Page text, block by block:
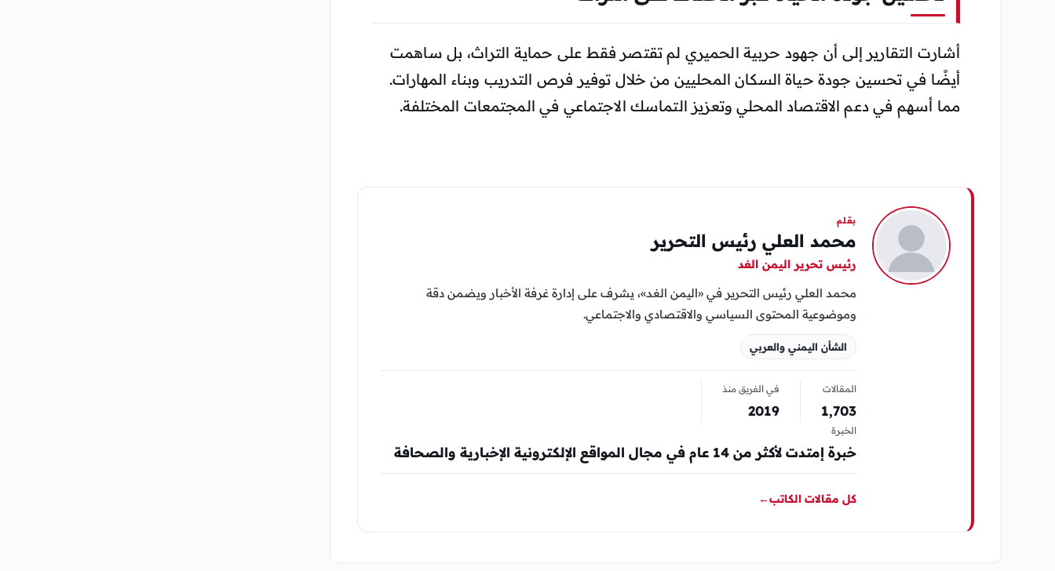
أشارت التقارير إلى أن جهود حربية الحميري لم تقتصر فقط على حماية التراث، بل ساهمت
أيضًا في تحسين جودة حياة السكان المحليين من خلال توفير فرص التدريب وبناء المهارات.
مما أسهم في دعم الاقتصاد المحلي وتعزيز التماسك الاجتماعي في المجتمعات المختلفة.
بقلم
محمد العلي رئيس التحرير
رئيس تحرير اليمن الغد
محمد العلي رئيس التحرير في «اليمن الغد»، يشرف على إدارة غرفة الأخبار ويضمن دقة
وموضوعية المحتوى السياسي والاقتصادي والاجتماعي.
الشأن اليمني والعربي
المقالات
1٬703
في الفريق منذ
2019
الخبرة
خبرة إمتدت لأكثر من 14 عام في مجال المواقع الإلكترونية الإخبارية والصحافة
كل مقالات الكاتب←